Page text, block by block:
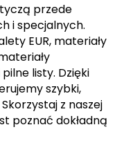
przede
i specjalnych.
EUR, materiały
listy. Dzięki
szybki,
z naszej
poznać dokładną